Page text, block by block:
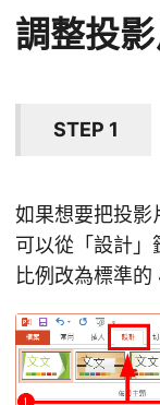
調整投
STEP 1
如果想要把投影
可以從「設計」
比例改為標準的